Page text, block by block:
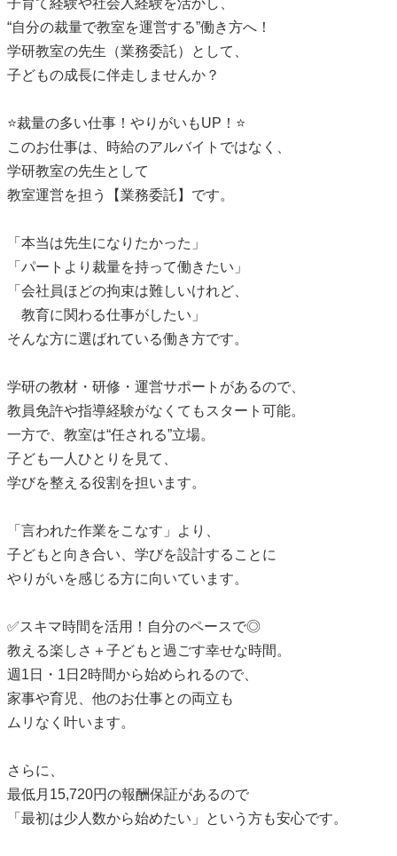
子育て経験や社会人経験を活かし、
“自分の裁量で教室を運営する”働き方へ！
学研教室の先生（業務委託）として、
子どもの成長に伴走しませんか？
⭐裁量の多い仕事！やりがいもUP！⭐
このお仕事は、時給のアルバイトではなく、
学研教室の先生として
教室運営を担う【業務委託】です。
「本当は先生になりたかった」
「パートより裁量を持って働きたい」
「会社員ほどの拘束は難しいけれど、
教育に関わる仕事がしたい」
そんな方に選ばれている働き方です。
学研の教材・研修・運営サポートがあるので、
教員免許や指導経験がなくてもスタート可能。
一方で、教室は“任される”立場。
子ども一人ひとりを見て、
学びを整える役割を担います。
「言われた作業をこなす」より、
子どもと向き合い、学びを設計することに
やりがいを感じる方に向いています。
✅スキマ時間を活用！自分のペースで◎
教える楽しさ＋子どもと過ごす幸せな時間。
週1日・1日2時間から始められるので、
家事や育児、他のお仕事との両立も
ムリなく叶います。
さらに、
最低月15,720円の報酬保証があるので
「最初は少人数から始めたい」という方も安心です。